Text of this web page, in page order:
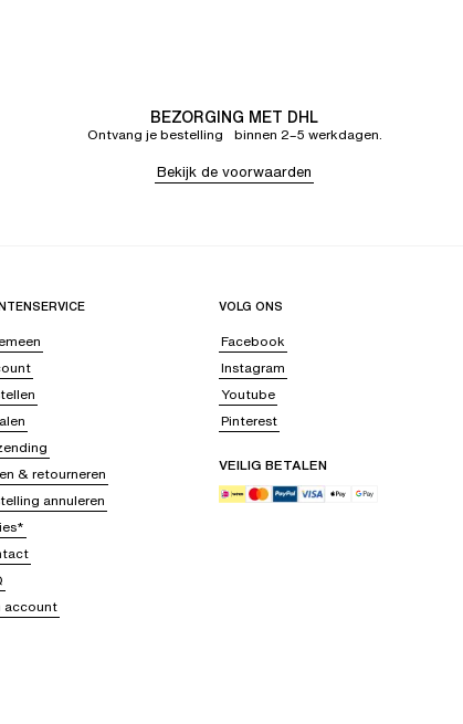
BEZORGING MET DHL
Ontvang je bestelling binnen 2–5 werkdagen.
Bekijk de voorwaarden
& retourneren
annuleren
account
VOLG ONS
Facebook
Instagram
Youtube
Pinterest
VEILIG BETALEN